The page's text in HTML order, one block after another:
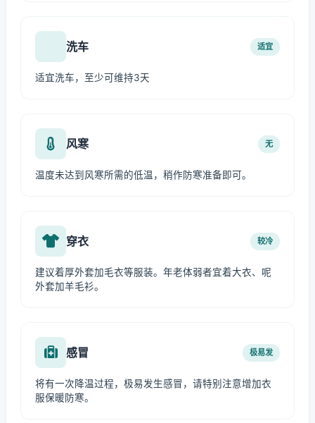
洗车 适宜
适宜洗车，至少可维持3天
风寒 无
温度未达到风寒所需的低温，稍作防寒准备即可。
穿衣 较冷
建议着厚外套加毛衣等服装。年老体弱者宜着大衣、呢
外套加羊毛衫。
感冒 极易发
将有一次降温过程，极易发生感冒，请特别注意增加衣
服保暖防寒。